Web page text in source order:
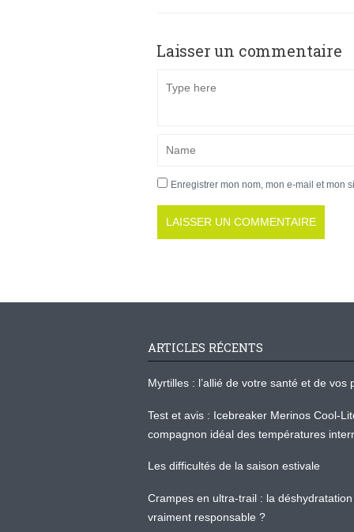
Laisser un commentaire
Enregistrer mon nom, mon e-mail et mon
ARTICLES RÉCENTS
Myrtilles : l’allié de votre santé et de
Test et avis : Icebreaker Merinos Cool-
compagnon idéal des températures
Les difficultés de la saison estivale
Crampes en ultra-trail : la
vraiment responsable ?